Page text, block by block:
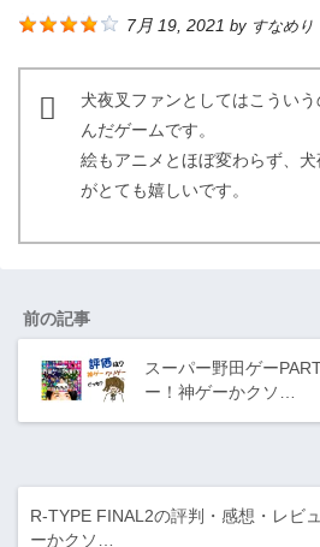
7月 19, 2021 by すなめり
犬夜叉ファンとしてはこうい
んだゲームです。
絵もアニメとほぼ変わらず、
がとても嬉しいです。
前の記事
スーパー野田ゲー
ー！神ゲーかクソ…
R-TYPE FINAL2の評判・感想・レビ
ーかクソ…